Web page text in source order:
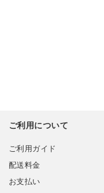
ご利用について
ご利用ガイド
配送料金
お支払い